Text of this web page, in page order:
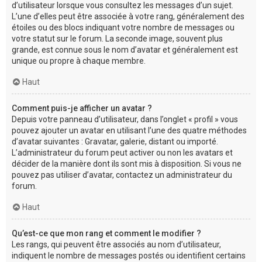
d’utilisateur lorsque vous consultez les messages d’un sujet.
L’une d’elles peut être associée à votre rang, généralement des
étoiles ou des blocs indiquant votre nombre de messages ou
votre statut sur le forum. La seconde image, souvent plus
grande, est connue sous le nom d’avatar et généralement est
unique ou propre à chaque membre.
Haut
Comment puis-je afficher un avatar ?
Depuis votre panneau d’utilisateur, dans l’onglet « profil » vous
pouvez ajouter un avatar en utilisant l’une des quatre méthodes
d’avatar suivantes : Gravatar, galerie, distant ou importé.
L’administrateur du forum peut activer ou non les avatars et
décider de la manière dont ils sont mis à disposition. Si vous ne
pouvez pas utiliser d’avatar, contactez un administrateur du
forum.
Haut
Qu’est-ce que mon rang et comment le modifier ?
Les rangs, qui peuvent être associés au nom d’utilisateur,
indiquent le nombre de messages postés ou identifient certains